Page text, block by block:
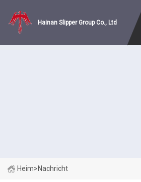
Hainan Slipper Group Co., Ltd
Heim>Nachricht